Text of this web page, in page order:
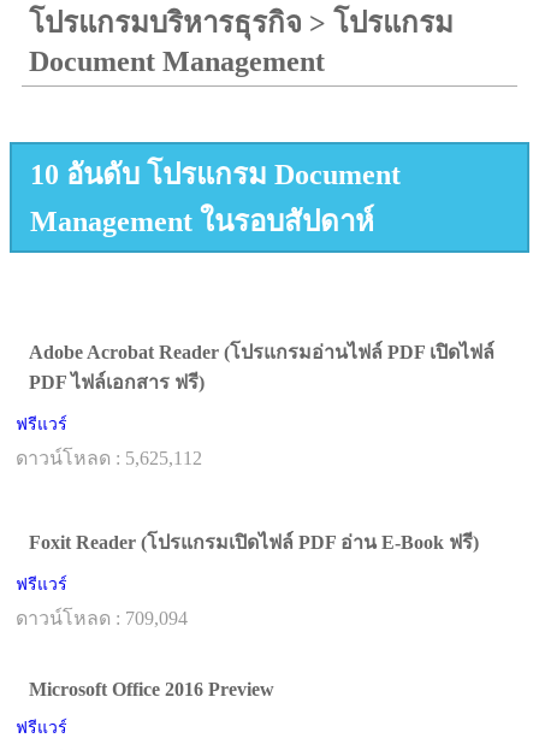
โปรแกรมบริหารธุรกิจ > โปรแกรม
Document Management
10 อันดับ โปรแกรม Document
Management ในรอบสัปดาห์
Adobe Acrobat Reader (โปรแกรมอ่านไฟล์ PDF เปิดไฟล์
PDF ไฟล์เอกสาร ฟรี)
ฟรีแวร์
ดาวน์โหลด : 5,625,112
Foxit Reader (โปรแกรมเปิดไฟล์ PDF อ่าน E-Book ฟรี)
ฟรีแวร์
ดาวน์โหลด : 709,094
Microsoft Office 2016 Preview
ฟรีแวร์